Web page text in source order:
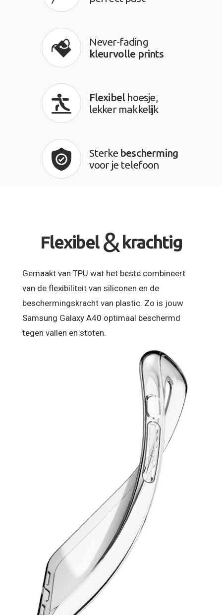
Never-fading
kleurvolle prints
Flexibelhoesje,
lekker makkelijk
Sterke bescherming
voor je telefoon
Flexibel &krachtig
Gemaakt van TPU wat het beste combineert
van de flexibiliteit van siliconen en de
beschermingskracht van plastic. Zo is jouw
Samsung Galaxy A40 optimaal beschermd
tegen vallen en stoten.